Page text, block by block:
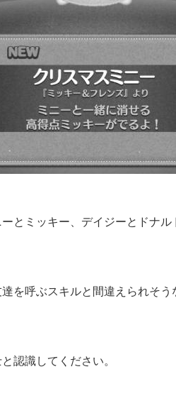
とミッキー、デイジーとドナル
を呼ぶスキルと間違えられそう
認識してください。